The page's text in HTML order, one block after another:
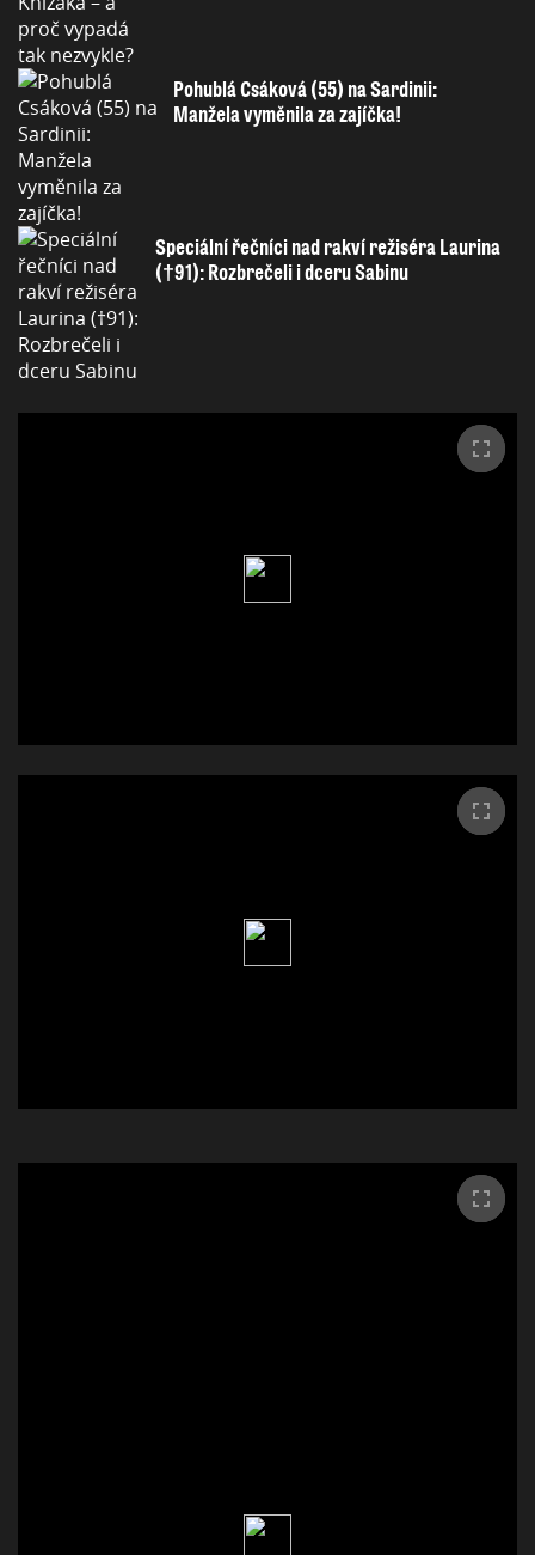
Pohublá Csáková (55) na Sardinii:
Manžela vyměnila za zajíčka!
Speciální řečníci nad rakví režiséra Laurina
(†91): Rozbrečeli i dceru Sabinu